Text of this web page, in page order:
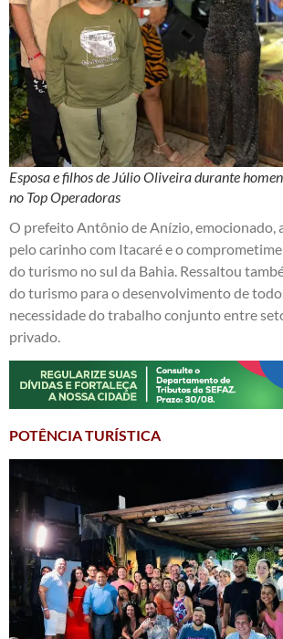
Esposa e filhos de Júlio Oliveira durante
no Top Operadoras
O prefeito Antônio de Anízio, emocionado,
pelo carinho com Itacaré e o
do turismo no sul da Bahia. Ressaltou
do turismo para o desenvolvimento de
necessidade do trabalho conjunto entre
privado.
POTÊNCIA TURÍSTICA